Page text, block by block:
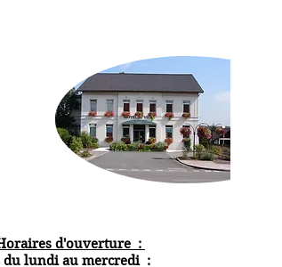
d'ouverture :
du lundi au mercredi :